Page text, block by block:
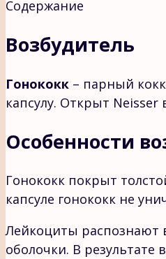
Содержание
Возбудитель
Гонококк – парный
капсулу. Открыт Neisser
Особенности
Гонококк покрыт
капсуле гонококк не
Лейкоциты распознают
оболочки. В результате